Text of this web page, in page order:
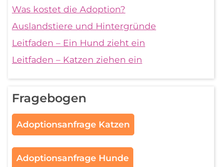
Was kostet die Adoption?
Auslandstiere und Hintergründe
Leitfaden – Ein Hund zieht ein
Leitfaden – Katzen ziehen ein
Fragebogen
Adoptionsanfrage Katzen
Adoptionsanfrage Hunde